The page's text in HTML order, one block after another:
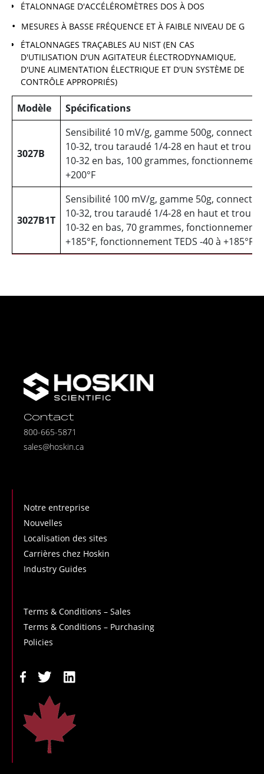
ÉTALONNAGE D'ACCÉLÉROMÈTRES DOS À DOS
MESURES À BASSE FRÉQUENCE ET À FAIBLE NIVEAU DE G
ÉTALONNAGES TRAÇABLES AU NIST (EN CAS
D'UTILISATION D'UN AGITATEUR ÉLECTRODYNAMIQUE,
D'UNE ALIMENTATION ÉLECTRIQUE ET D'UN SYSTÈME DE
CONTRÔLE APPROPRIÉS)
Modèle Spécifications
3027B
Sensibilité 10 mV/g, gamme 500g,
10-32, trou taraudé 1/4-28 en haut et trou
10-32 en bas, 100 grammes,
+200°F
3027B1T
Sensibilité 100 mV/g, gamme 50g,
10-32, trou taraudé 1/4-28 en haut et trou
10-32 en bas, 70 grammes, fonctionnement
+185°F, fonctionnement TEDS -40 à +185°F
Contact
800-665-5871
sales@hoskin.ca
Notre entreprise
Nouvelles
Localisation des sites
Carrières chez Hoskin
Industry Guides
Terms & Conditions – Sales
Terms & Conditions – Purchasing
Policies